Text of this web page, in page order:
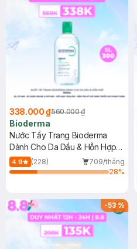
338.000 ₫560.000 ₫
Bioderma
Nước Tẩy Trang Bioderma
Dành Cho Da Dầu & Hỗn Hợp
500ml
4.9 (228)
709/tháng
28%
-53%